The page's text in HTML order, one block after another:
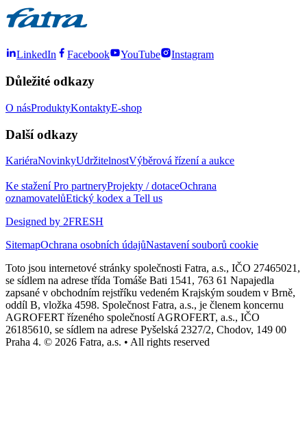
LinkedIn Facebook YouTube Instagram
Důležité odkazy
O násProduktyKontaktyE-shop
Další odkazy
KariéraNovinkyUdržitelnostVýběrová řízení a aukce
Ke staženíPro partneryProjekty / dotaceOchrana
oznamovatelůEtický kodex a Tell us
Designed by 2FRESH
SitemapOchrana osobních údajůNastavení souborů cookie
Toto jsou internetové stránky společnosti Fatra, a.s., IČO 27465021,
se sídlem na adrese třída Tomáše Bati 1541, 763 61 Napajedla
zapsané v obchodním rejstříku vedeném Krajským soudem v Brně,
oddíl B, vložka 4598. Společnost Fatra, a.s., je členem koncernu
AGROFERT řízeného společností AGROFERT, a.s., IČO
26185610, se sídlem na adrese Pyšelská 2327/2, Chodov, 149 00
Praha 4. © 2026 Fatra, a.s. • All rights reserved